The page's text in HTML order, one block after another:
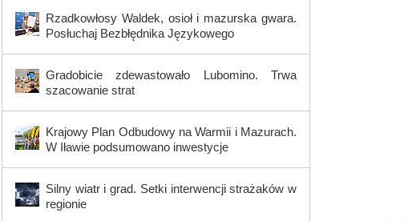
Rzadkowłosy Waldek, osioł i mazurska gwara.
Posłuchaj Bezbłędnika Językowego
Gradobicie zdewastowało Lubomino. Trwa
szacowanie strat
Krajowy Plan Odbudowy na Warmii i Mazurach.
W Iławie podsumowano inwestycje
Silny wiatr i grad. Setki interwencji strażaków w
regionie